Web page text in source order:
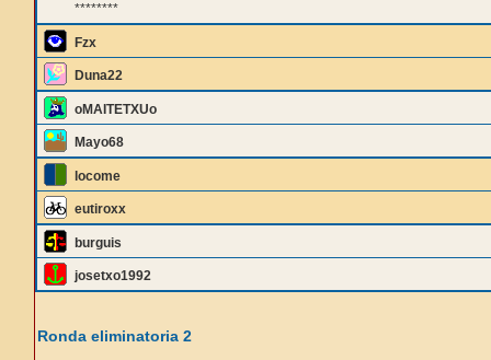
********
Fzx
Duna22
oMAITETXUo
Mayo68
locome
eutiroxx
burguis
josetxo1992
Ronda eliminatoria 2